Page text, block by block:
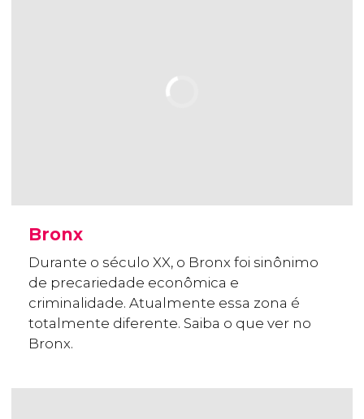
Bronx
Durante o século XX, o Bronx foi sinônimo
de precariedade econômica e
criminalidade. Atualmente essa zona é
totalmente diferente. Saiba o que ver no
Bronx.